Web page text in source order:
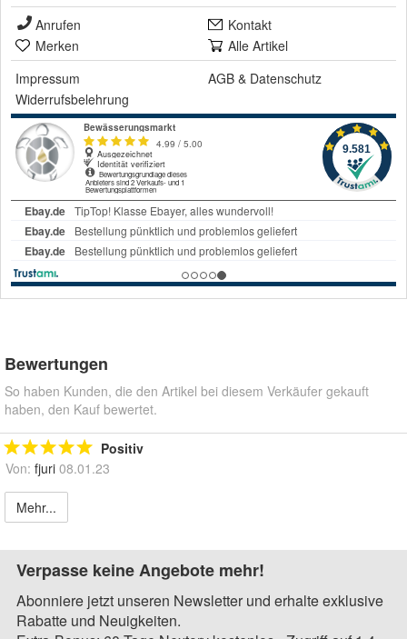
Anrufen
Kontakt
Merken
Alle Artikel
Impressum
AGB & Datenschutz
Widerrufsbelehrung
Bewertungen
So haben Kunden, die den Artikel bei diesem Verkäufer gekauft
haben, den Kauf bewertet.
Positiv
Von: fjuri 08.01.23
Mehr...
Verpasse keine Angebote mehr!
Abonniere jetzt unseren Newsletter und erhalte exklusive
Rabatte und Neuigkeiten.